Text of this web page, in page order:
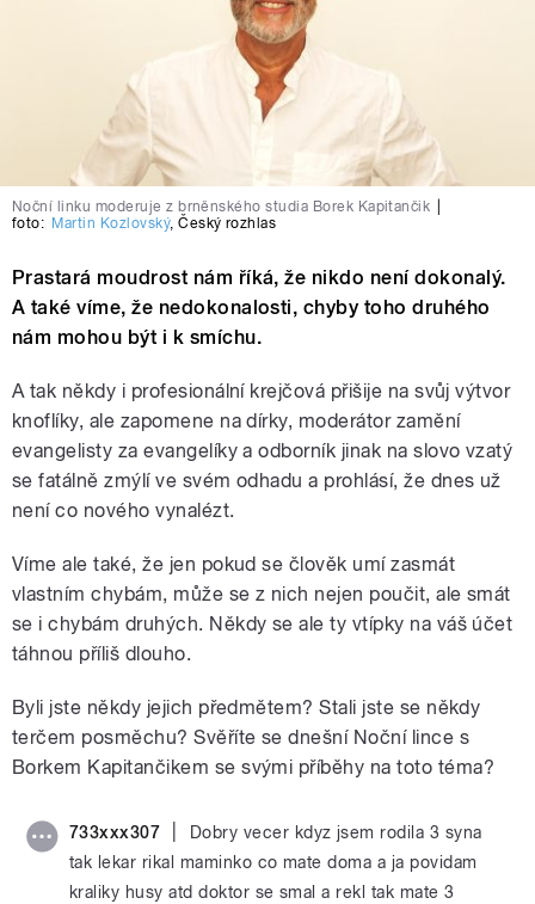
Noční linku moderuje z brněnského studia Borek Kapitančik
foto: Martin Kozlovský,Český rozhlas
Prastará moudrost nám říká, že nikdo není dokonalý.
A také víme, že nedokonalosti, chyby toho druhého
nám mohou být i k smíchu.
A tak někdy i profesionální krejčová přišije na svůj výtvor
knoflíky, ale zapomene na dírky, moderátor zamění
evangelisty za evangelíky a odborník jinak na slovo vzatý
se fatálně zmýlí ve svém odhadu a prohlásí, že dnes už
není co nového vynalézt.
Víme ale také, že jen pokud se člověk umí zasmát
vlastním chybám, může se z nich nejen poučit, ale smát
se i chybám druhých. Někdy se ale ty vtípky na váš účet
táhnou příliš dlouho.
Byli jste někdy jejich předmětem? Stali jste se někdy
terčem posměchu? Svěříte se dnešní Noční lince s
Borkem Kapitančikem se svými příběhy na toto téma?
733xxx307
Dobry vecer kdyz jsem rodila 3 syna
tak lekar rikal maminko co mate doma a ja povidam
kraliky husy atd doktor se smal a rekl tak mate 3